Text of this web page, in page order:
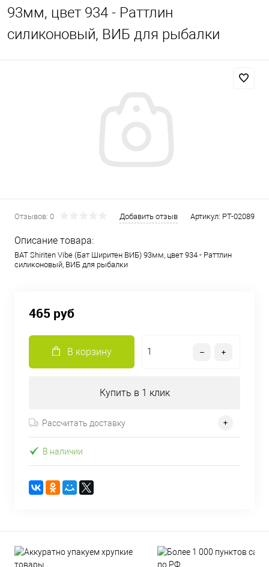
93мм, цвет 934 - Раттлин
силиконовый, ВИБ для рыбалки
Отзывов: 0 Добавить отзыв Артикул: PT-02089
Описание товара:
BAT Shiriten Vibe (Бат Ширитен ВИБ) 93мм, цвет 934 - Раттлин
силиконовый, ВИБ для рыбалки
465 руб
В корзину
Купить в 1 клик
Рассчитать доставку
В наличии